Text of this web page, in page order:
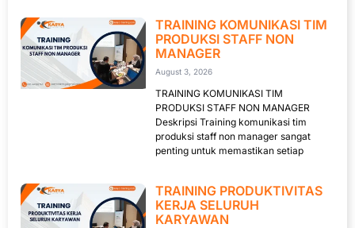
TRAINING KOMUNIKASI TIM
PRODUKSI STAFF NON
MANAGER
August 3, 2026
TRAINING KOMUNIKASI TIM
PRODUKSI STAFF NON MANAGER
Deskripsi Training komunikasi tim
produksi staff non manager sangat
penting untuk memastikan setiap
TRAINING PRODUKTIVITAS
KERJA SELURUH
KARYAWAN